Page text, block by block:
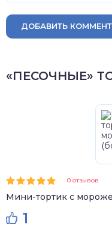
ДОБАВИТЬ
«ПЕСОЧНЫЕ»
0 отзывов
Мини-тортик с
1